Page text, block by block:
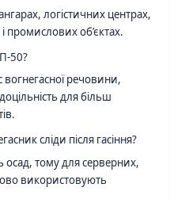
логістичних центрах,
промислових об’єктах.
50?
речовини,
для більш
сліди після гасіння?
тому для серверних,
використовують